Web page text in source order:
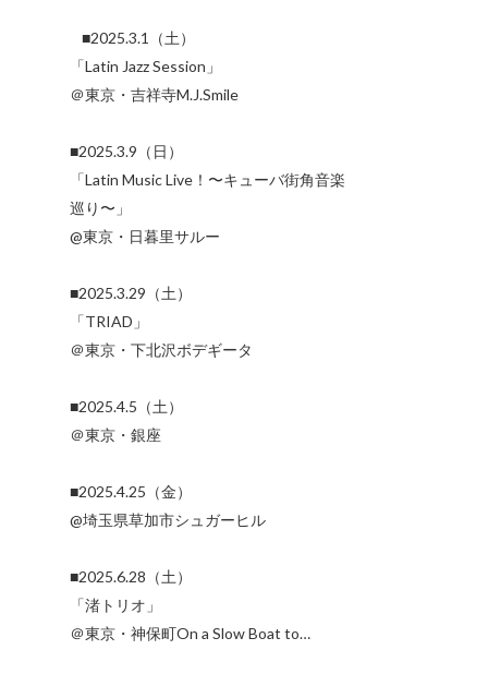
■2025.3.1（土）
「Latin Jazz Session」
＠東京・吉祥寺M.J.Smile
■2025.3.9（日）
「Latin Music Live！〜キューバ街角音楽
巡り〜」
@東京・日暮里サルー
■2025.3.29（土）
「TRIAD」
＠東京・下北沢ボデギータ
■2025.4.5（土）
＠東京・銀座
■2025.4.25（金）
@埼玉県草加市シュガーヒル
■2025.6.28（土）
「渚トリオ」
＠東京・神保町On a Slow Boat to…